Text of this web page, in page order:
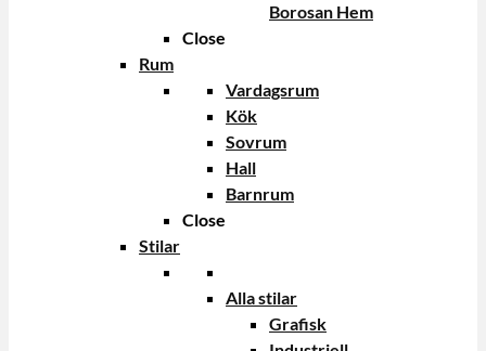
Borosan Hem
Close
Rum
Vardagsrum
Kök
Sovrum
Hall
Barnrum
Close
Stilar
Alla stilar
Grafisk